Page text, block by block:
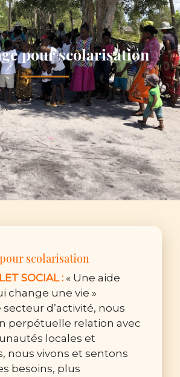
pour scolarisation
scolarisation
SOCIAL : « Une aide
change une vie »
d’activité, nous
perpétuelle relation avec
locales et
nous vivons et sentons
besoins, plus